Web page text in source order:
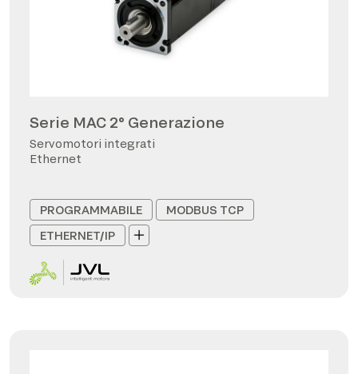
Serie MAC 2° Generazione
Servomotori integrati
Ethernet
PROGRAMMABILE
MODBUS TCP
ETHERNET/IP